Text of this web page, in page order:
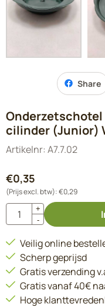
Share
Onderzetschotel
cilinder (Junior)
Artikelnr: A7.7.02
€0,35
(Prijs excl. btw):€0,29
Aantal
+
-
Veilig online
Scherp geprijsd
Gratis verzending
Gratis vanaf 40€
Hoge